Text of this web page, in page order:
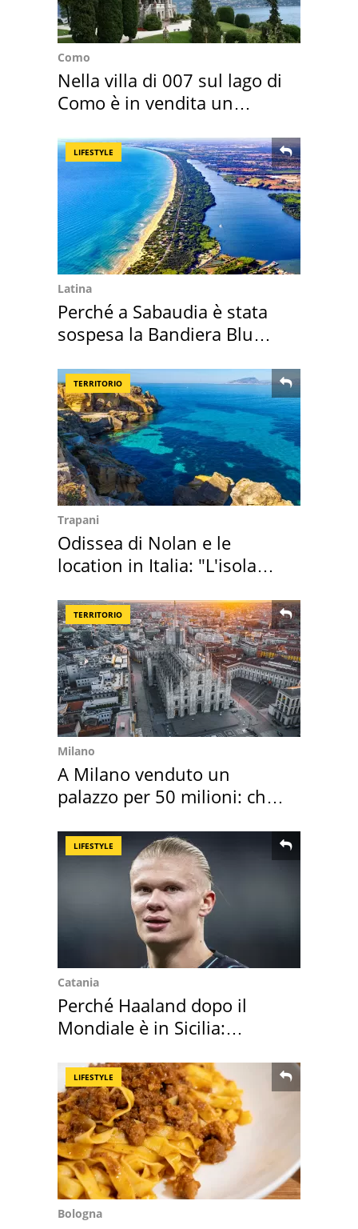
Como
Nella villa di 007 sul lago di
Como è in vendita un
LIFESTYLE
Latina
Perché a Sabaudia è stata
sospesa la Bandiera Blu
TERRITORIO
Trapani
Odissea di Nolan e le
location in Italia: "L'isola
TERRITORIO
Milano
A Milano venduto un
palazzo per 50 milioni: chi
LIFESTYLE
Catania
Perché Haaland dopo il
Mondiale è in Sicilia:
LIFESTYLE
Bologna